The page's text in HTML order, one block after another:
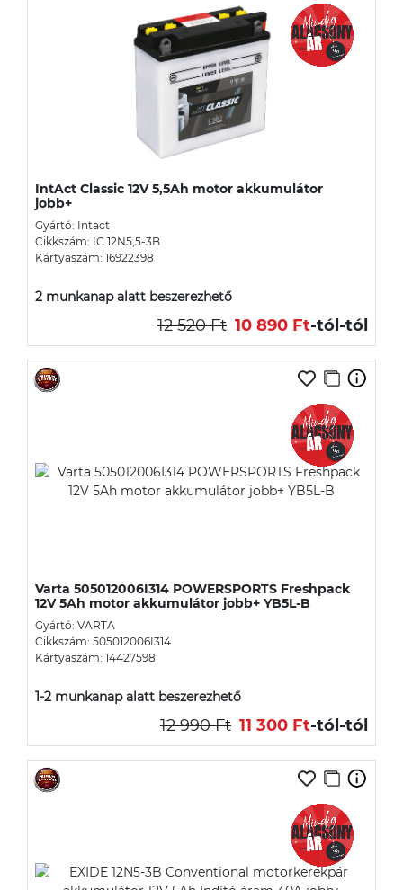
IntAct Classic 12V 5,5Ah motor akkumulátor
jobb+
Gyártó: Intact
Cikkszám: IC 12N5,5-3B
Kártyaszám: 16922398
2 munkanap alatt beszerezhető
12 520 Ft 10 890 Ft-tól-tól
Varta 505012006I314 POWERSPORTS Freshpack
12V 5Ah motor akkumulátor jobb+ YB5L-B
Gyártó: VARTA
Cikkszám: 505012006I314
Kártyaszám: 14427598
1-2 munkanap alatt beszerezhető
12 990 Ft 11 300 Ft-tól-tól